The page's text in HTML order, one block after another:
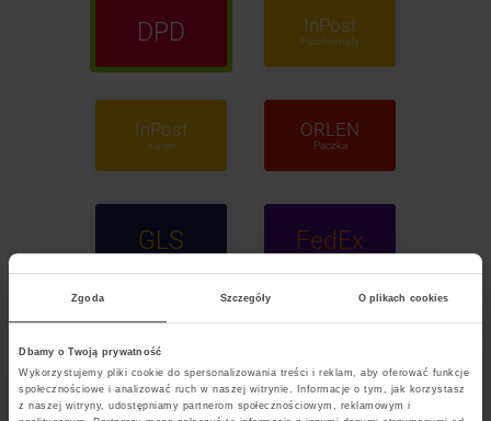
Zgoda Szczegóły O plikach cookies
Dbamy o Twoją prywatność
Wykorzystujemy pliki cookie do spersonalizowania treści i reklam, aby oferować funkcje
społecznościowe i analizować ruch w naszej witrynie. Informacje o tym, jak korzystasz
z naszej witryny, udostępniamy partnerom społecznościowym, reklamowym i
DPD InPost
Paczkomaty
InPost
Kurier
ORLEN
Paczka
GLS FedEx